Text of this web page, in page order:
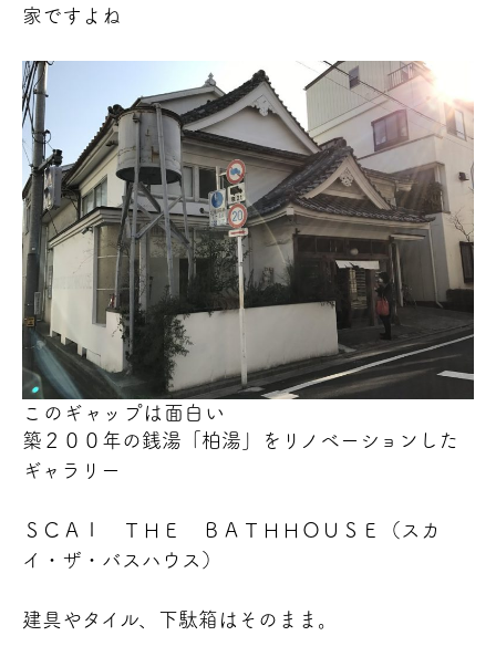
家ですよね
このギャップは面白い
築２００年の銭湯「柏湯」をリノベーションした
ギャラリー
ＳＣＡＩ ＴＨＥ ＢＡＴＨＨＯＵＳＥ（スカ
イ・ザ・バスハウス）
建具やタイル、下駄箱はそのまま。